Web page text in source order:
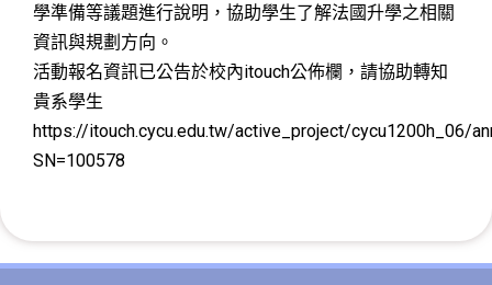
學準備等議題進行說明，協助學生了解法國升學之相關
資訊與規劃方向。
活動報名資訊已公告於校內itouch公佈欄，請協助轉知
貴系學生
https://itouch.cycu.edu.tw/active_project/cycu1200h_06/
SN=100578